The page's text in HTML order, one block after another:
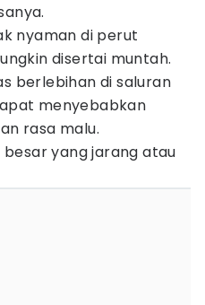
nyaman di perut
disertai muntah.
berlebihan di saluran
menyebabkan
rasa malu.
besar yang jarang atau